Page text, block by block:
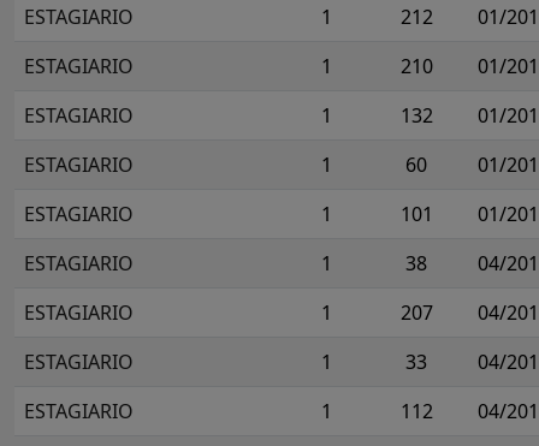
ESTAGIARIO
1 212
01/
ESTAGIARIO
1 210
01/
ESTAGIARIO
1 132
01/
ESTAGIARIO
1 60
01/
ESTAGIARIO
1 101
01/
ESTAGIARIO
1 38
04/
ESTAGIARIO
1 207
04/
ESTAGIARIO
1 33
04/
ESTAGIARIO
1 112 04/